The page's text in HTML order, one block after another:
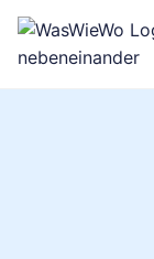
Zum
Inhalt
springen